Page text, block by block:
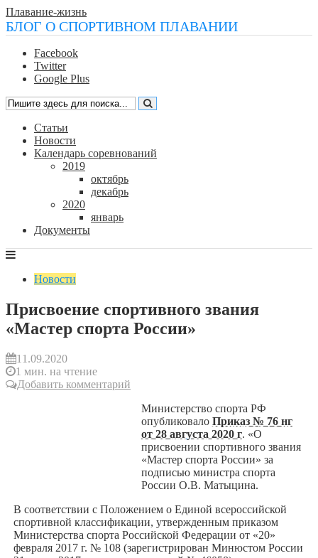
Плавание-жизнь
БЛОГ О СПОРТИВНОМ ПЛАВАНИИ
Facebook
Twitter
Google Plus
Статьи
Новости
Календарь соревнований
2019
октябрь
декабрь
2020
январь
Документы
Новости
Присвоение спортивного звания
«Мастер спорта России»
11.09.2020
1 мин. на чтение
Добавить комментарий
Министерство спорта РФ
опубликовало Приказ № 76 нг
от 28 августа 2020 г. «О
присвоении спортивного звания
«Мастер спорта России» за
подписью министра спорта
России О.В. Матыцина.
В соответствии с Положением о Единой всероссийской
спортивной классификации, утвержденным приказом
Министерства спорта Российской Федерации от «20»
февраля 2017 г. № 108 (зарегистрирован Минюстом России